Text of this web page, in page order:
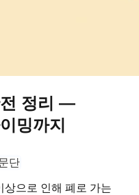
전 정리 —
밍까지
단
상으로 인해 폐로 가는